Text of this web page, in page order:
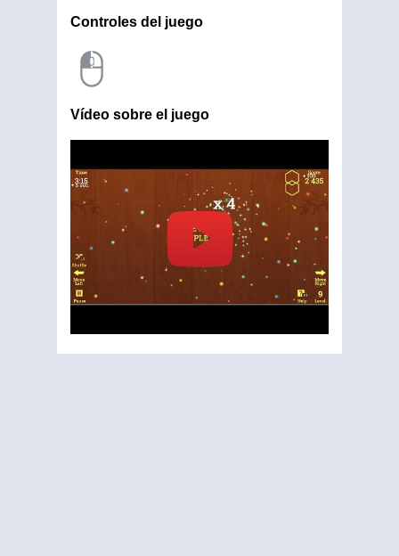
Controles del juego
Vídeo sobre el juego